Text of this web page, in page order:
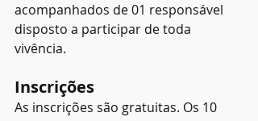
acompanhados de 01 responsável
disposto a participar de toda
vivência.
Inscrições
As inscrições são gratuitas. Os 10